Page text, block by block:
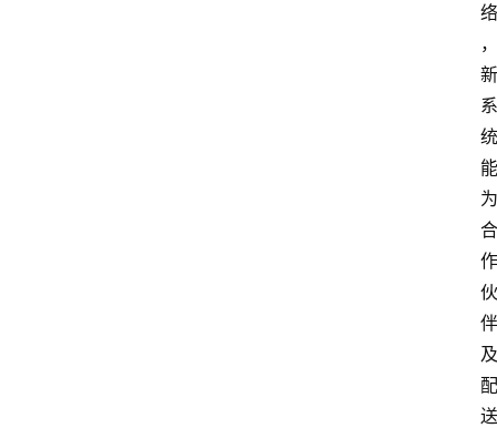
络
，
新
系
统
能
为
合
作
伙
伴
及
配
送